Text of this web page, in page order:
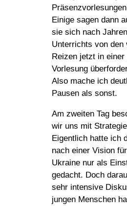
Einige sagen dann
sie sich nach
Unterrichts von den
Reizen jetzt in einer
Vorlesung
Also mache ich
Pausen als sonst.
Am zweiten Tag
wir uns mit
Eigentlich hatte ich
nach einer Vision
Ukraine nur als
gedacht. Doch
sehr intensive
jungen Menschen